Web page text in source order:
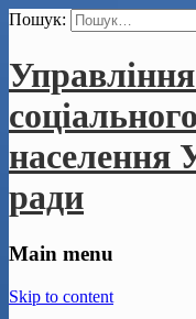
Пошук:
населення
ради
Main menu
Skip to content